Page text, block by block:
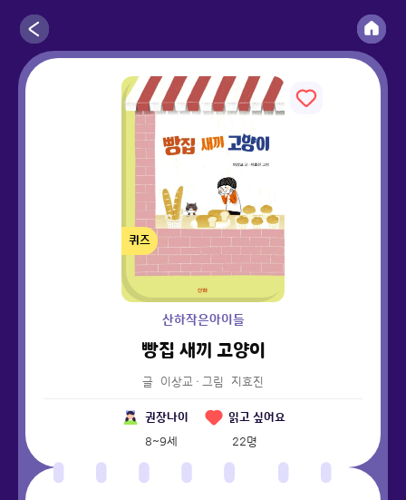
퀴즈
산하작은아이들
빵집 새끼 고양이
글 이상교 · 그림 지효진
권장나이
8~9세
읽고 싶어요
22명